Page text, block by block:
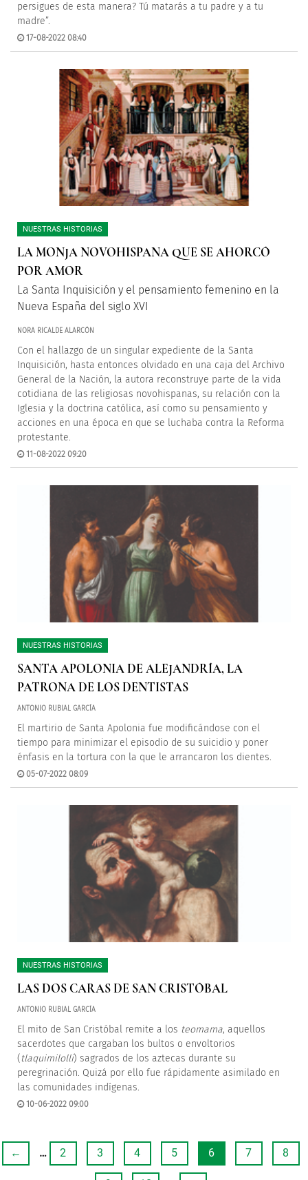
persigues de esta manera? Tú matarás a tu padre y a tu
madre”.
17-08-2022 08:40
NUESTRAS HISTORIAS
LA MONJA NOVOHISPANA QUE SE AHORCÓ
POR AMOR
La Santa Inquisición y el pensamiento femenino en la
Nueva España del siglo XVI
NORA RICALDE ALARCÓN
Con el hallazgo de un singular expediente de la Santa
Inquisición, hasta entonces olvidado en una caja del Archivo
General de la Nación, la autora reconstruye parte de la vida
cotidiana de las religiosas novohispanas, su relación con la
Iglesia y la doctrina católica, así como su pensamiento y
acciones en una época en que se luchaba contra la Reforma
protestante.
11-08-2022 09:20
NUESTRAS HISTORIAS
SANTA APOLONIA DE ALEJANDRÍA, LA
PATRONA DE LOS DENTISTAS
ANTONIO RUBIAL GARCÍA
El martirio de Santa Apolonia fue modificándose con el
tiempo para minimizar el episodio de su suicidio y poner
énfasis en la tortura con la que le arrancaron los dientes.
05-07-2022 08:09
NUESTRAS HISTORIAS
LAS DOS CARAS DE SAN CRISTÓBAL
ANTONIO RUBIAL GARCÍA
El mito de San Cristóbal remite a los teomama, aquellos
sacerdotes que cargaban los bultos o envoltorios
(tlaquimilolli) sagrados de los aztecas durante su
peregrinación. Quizá por ello fue rápidamente asimilado en
las comunidades indígenas.
10-06-2022 09:00
← … 2 3 4 5 6 7 8